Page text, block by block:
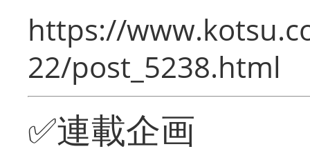
https://
22/post_5238.html
✅連載企画